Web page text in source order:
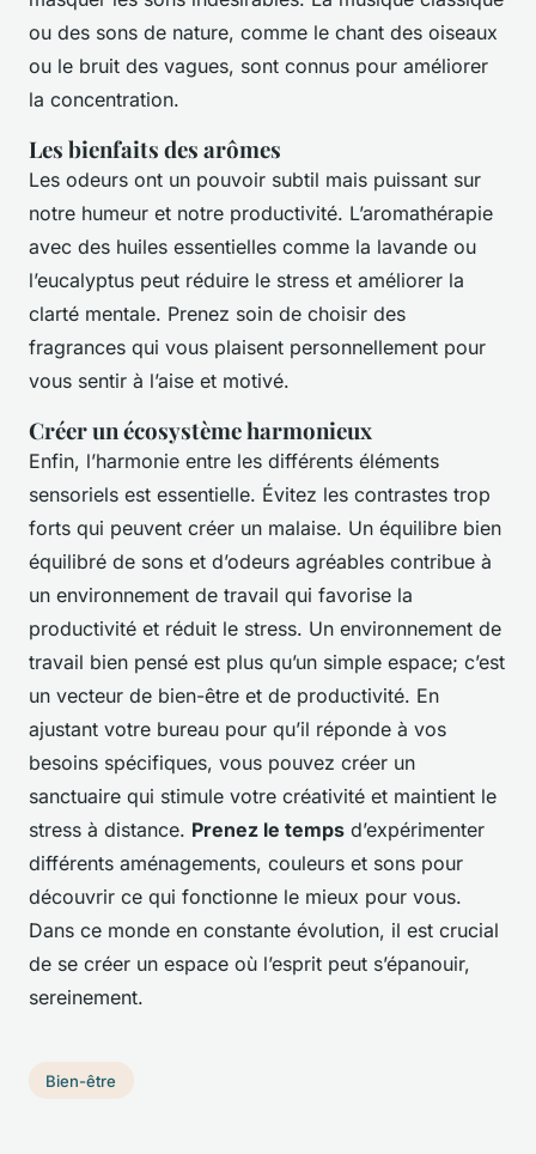
ou des sons de nature, comme le chant des oiseaux
ou le bruit des vagues, sont connus pour améliorer
la concentration.
Les bienfaits des arômes
Les odeurs ont un pouvoir subtil mais puissant sur
notre humeur et notre productivité. L’aromathérapie
avec des huiles essentielles comme la lavande ou
l’eucalyptus peut réduire le stress et améliorer la
clarté mentale. Prenez soin de choisir des
fragrances qui vous plaisent personnellement pour
vous sentir à l’aise et motivé.
Créer un écosystème harmonieux
Enfin, l’harmonie entre les différents éléments
sensoriels est essentielle. Évitez les contrastes trop
forts qui peuvent créer un malaise. Un équilibre bien
équilibré de sons et d’odeurs agréables contribue à
un environnement de travail qui favorise la
productivité et réduit le stress. Un environnement de
travail bien pensé est plus qu’un simple espace; c’est
un vecteur de bien-être et de productivité. En
ajustant votre bureau pour qu’il réponde à vos
besoins spécifiques, vous pouvez créer un
sanctuaire qui stimule votre créativité et maintient le
stress à distance. Prenez le temps d’expérimenter
différents aménagements, couleurs et sons pour
découvrir ce qui fonctionne le mieux pour vous.
Dans ce monde en constante évolution, il est crucial
de se créer un espace où l’esprit peut s’épanouir,
sereinement.
Bien-être